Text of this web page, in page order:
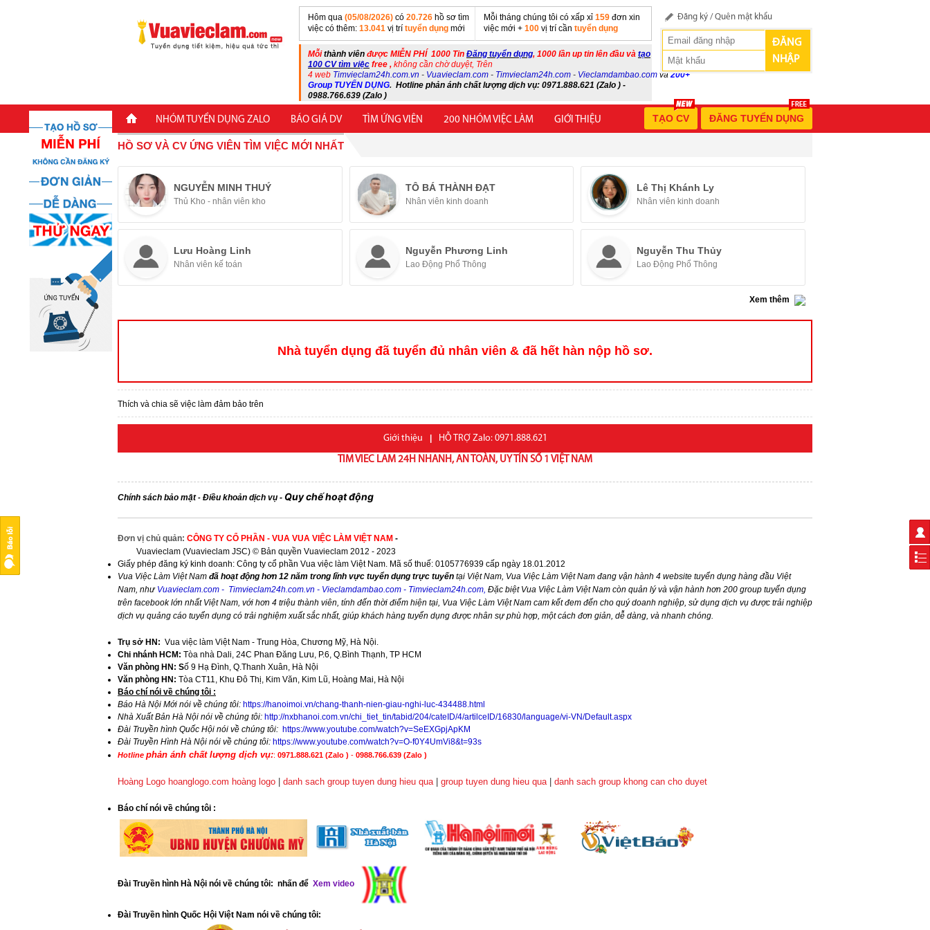
Hôm qua (05/08/2026) có 20.726 hồ sơ tìm
việc có thêm: 13.041 vị trí tuyển dụng mới
Mỗi tháng chúng tôi có xấp xỉ 159 đơn xin
việc mới + 100 vị trí cần tuyển dụng
Mỗithành viên được MIỄN PHÍ 1000 Tin Đăng tuyển dụng, 1000 lần up tin lên đầu và tạo
100 CV tìm việc free , không cần chờ duyệt, Trên
4 web Timvieclam24h.com.vn - Vuavieclam.com - Timvieclam24h.com - Vieclamdambao.com và 200+
Group TUYỂN DỤNG. Hotline phản ánh chất lượng dịch vụ: 0971.888.621 (Zalo ) -
0988.766.639 (Zalo )
Đăng ký /Quên mật khẩu
ĐĂNG
NHẬP
NHÓM TUYỂN DỤNG ZALO BÁO GIÁ DV TÌM ỨNG VIÊN 200 NHÓM VIỆC LÀM GIỚI THIỆU ĐĂNG TUYỂN DỤNG
TẠO CV
HỒ SƠ VÀ CV ỨNG VIÊN TÌM VIỆC MỚI NHẤT
NGUYỄN MINH THUÝ
Thủ Kho - nhân viên kho
TÔ BÁ THÀNH ĐẠT
Nhân viên kinh doanh
Lê Thị Khánh Ly
Nhân viên kinh doanh
Lưu Hoàng Linh
Nhân viên kế toán
Nguyễn Phương Linh
Lao Động Phổ Thông
Nguyễn Thu Thủy
Lao Động Phổ Thông
Xem thêm
Nhà tuyển dụng đã tuyển đủ nhân viên & đã hết hàn nộp hồ sơ.
Thích và chia sẽ việc làm đảm bảo trên
Giới thiệu HỖ TRỢ Zalo: 0971.888.621
TIM VIEC LAM 24H NHANH, AN TOÀN, UY TÍN SỐ 1 VIỆT NAM
Chính sách bảo mật- Điều khoản dịch vụ - Quy chế hoạt động
Đơn vị chủ quản: CÔNG TY CỔ PHẦN - VUA VUA VIỆC LÀM VIỆT NAM -
Vuavieclam (Vuavieclam JSC) © Bản quyền Vuavieclam 2012 - 2023
Giấy phép đăng ký kinh doanh: Công ty cổ phần Vua việc làm Việt Nam. Mã số thuế: 0105776939 cấp ngày 18.01.2012
Vua Việc Làm Việt Nam đã hoạt động hơn 12 năm trong lĩnh vực tuyển dụng trực tuyến tại Việt Nam, Vua Việc Làm Việt Nam đang vận hành 4 website tuyển dụng hàng đầu Việt
Nam, như Vuavieclam.com - Timvieclam24h.com.vn - Vieclamdambao.com - Timvieclam24h.com, Đặc biệt Vua Việc Làm Việt Nam còn quản lý và vận hành hơn 200 group tuyển dụng
trên facebook lớn nhất Việt Nam, với hơn 4 triệu thành viên, tính đến thời điểm hiện tại, Vua Việc Làm Việt Nam cam kết đem đến cho quý doanh nghiệp, sử dụng dịch vụ được trải nghiệp
dịch vụ quảng cáo tuyển dụng có trải nghiệm xuất sắc nhất, giúp khách hàng tuyển dụng được nhân sự phù hợp, một cách đơn giản, dễ dàng, và nhanh chóng.
Trụ sở HN: Vua việc làm Việt Nam - Trung Hòa, Chương Mỹ, Hà Nội.
Chi nhánh HCM: Tòa nhà Dali, 24C Phan Đăng Lưu, P.6, Q.Bình Thạnh, TP HCM
Văn phòng HN: Số 9 Hạ Đình, Q.Thanh Xuân, Hà Nội
Văn phòng HN: Tòa CT11, Khu Đô Thị, Kim Văn, Kim Lũ, Hoàng Mai, Hà Nội
​Báo chí nói về chúng tôi :
Báo Hà Nội Mới nói về chúng tôi: https://hanoimoi.vn/chang-thanh-nien-giau-nghi-luc-434488.html
Nhà Xuất Bản Hà Nội nói về chúng tôi: http://nxbhanoi.com.vn/chi_tiet_tin/tabid/204/cateID/4/artilceID/16830/language/vi-VN/Default.aspx
Đài Truyền hình Quốc Hội nói về chúng tôi: https://www.youtube.com/watch?v=SeEXGpjApKM
Đài Truyền Hình Hà Nội nói về chúng tôi: https://www.youtube.com/watch?v=O-f0Y4UmVi8&t=93s
Hotline phản ánh chất lượng dịch vụ:: 0971.888.621 (Zalo ) - 0988.766.639 (Zalo )
Hoàng Logo hoanglogo.com hoàng logo danh sach group tuyen dung hieu qua| group tuyen dung hieu qua| danh sach group khong can cho duyet
​Báo chí nói về chúng tôi :
Đài Truyền hình Hà Nội nói về chúng tôi: nhấn để Xem video
Đài Truyền hình Quốc Hội Việt Nam nói về chúng tôi: